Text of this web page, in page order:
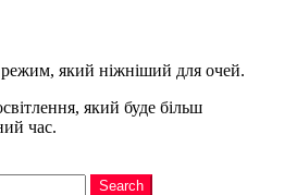
який ніжніший для очей.
який буде більш
час.
Search